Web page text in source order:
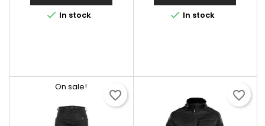
 In stock  In stock
On sale!
favorite_border favorite_border